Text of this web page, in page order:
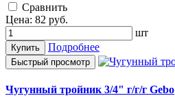
Cравнить
Цена: 82 руб.
шт
Купить Подробнее
Быстрый просмотр
Чугунный тройник 3/4" г/г/г Gebo